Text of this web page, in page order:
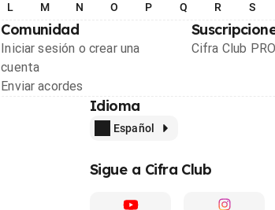
L M N O P Q R S
Comunidad
Iniciar sesión o crear una
cuenta
Enviar acordes
Cifra Club PRO
Idioma
Español
Sigue a Cifra Club